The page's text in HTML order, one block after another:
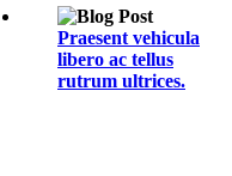
Praesent vehicula
libero ac tellus
rutrum ultrices.